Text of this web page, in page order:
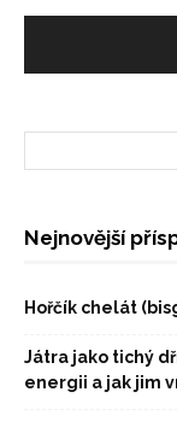
Nejnovější
Hořčík chelát
Játra jako tichý
energii a jak jim